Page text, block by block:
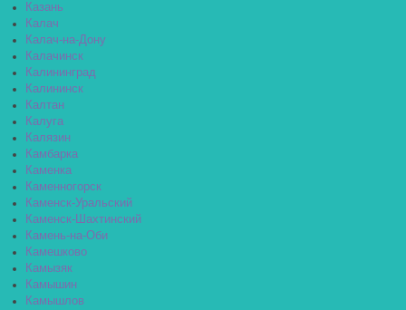
Казань
Калач
Калач-на-Дону
Калачинск
Калининград
Калининск
Калтан
Калуга
Калязин
Камбарка
Каменка
Каменногорск
Каменск-Уральский
Каменск-Шахтинский
Камень-на-Оби
Камешково
Камызяк
Камышин
Камышлов